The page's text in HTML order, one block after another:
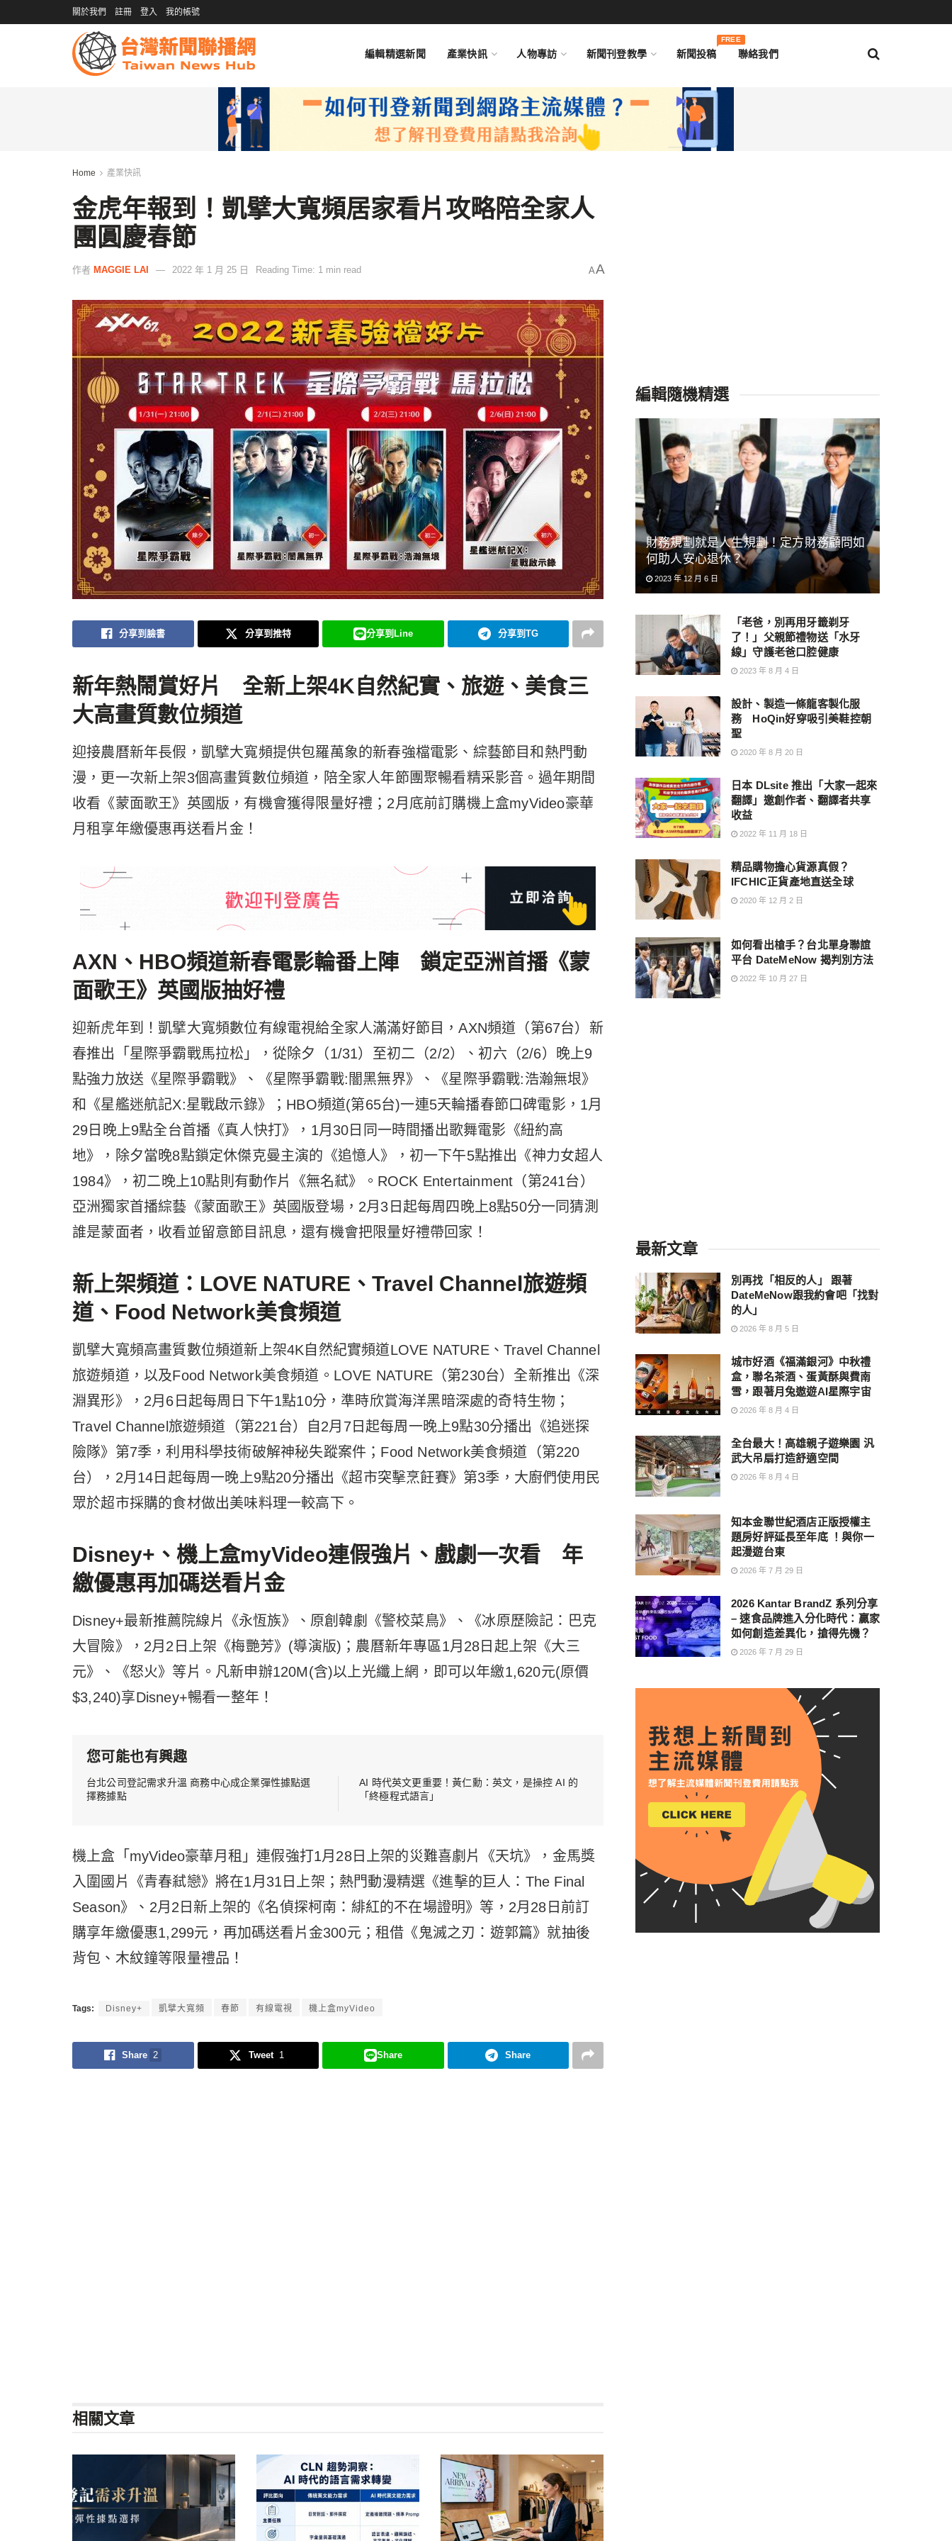
關於我們 註冊 登入 我的帳號
編輯精選新聞 產業快訊 人物專訪 新聞刊登教學 新聞投稿
FREE
聯絡我們
Home 產業快訊
金虎年報到！凱擘大寬頻居家看片攻略陪全家人
團圓慶春節
作者 MAGGIE LAI 2022 年 1 月 25 日 Reading Time: 1 min read AA
分享到臉書 分享到推特 分享到Line 分享到TG
新年熱鬧賞好片 全新上架4K自然紀實、旅遊、美食三
大高畫質數位頻道
迎接農曆新年長假，凱擘大寬頻提供包羅萬象的新春強檔電影、綜藝節目和熱門動
漫，更一次新上架3個高畫質數位頻道，陪全家人年節團聚暢看精采影音。過年期間
收看《蒙面歌王》英國版，有機會獲得限量好禮；2月底前訂購機上盒myVideo豪華
月租享年繳優惠再送看片金！
AXN、HBO頻道新春電影輪番上陣 鎖定亞洲首播《蒙
面歌王》英國版抽好禮
迎新虎年到！凱擘大寬頻數位有線電視給全家人滿滿好節目，AXN頻道（第67台）新
春推出「星際爭霸戰馬拉松」，從除夕（1/31）至初二（2/2）、初六（2/6）晚上9
點強力放送《星際爭霸戰》、《星際爭霸戰:闇黑無界》、《星際爭霸戰:浩瀚無垠》
和《星艦迷航記X:星戰啟示錄》；HBO頻道(第65台)一連5天輪播春節口碑電影，1月
29日晚上9點全台首播《真人快打》，1月30日同一時間播出歌舞電影《紐約高
地》，除夕當晚8點鎖定休傑克曼主演的《追憶人》，初一下午5點推出《神力女超人
1984》，初二晚上10點則有動作片《無名弒》。ROCK Entertainment（第241台）
亞洲獨家首播綜藝《蒙面歌王》英國版登場，2月3日起每周四晚上8點50分一同猜測
誰是蒙面者，收看並留意節目訊息，還有機會把限量好禮帶回家！
新上架頻道：LOVE NATURE、Travel Channel旅遊頻
道、Food Network美食頻道
凱擘大寬頻高畫質數位頻道新上架4K自然紀實頻道LOVE NATURE、Travel Channel
旅遊頻道，以及Food Network美食頻道。LOVE NATURE（第230台）全新推出《深
淵異形》，2月6日起每周日下午1點10分，準時欣賞海洋黑暗深處的奇特生物；
Travel Channel旅遊頻道（第221台）自2月7日起每周一晚上9點30分播出《追迷探
險隊》第7季，利用科學技術破解神秘失蹤案件；Food Network美食頻道（第220
台），2月14日起每周一晚上9點20分播出《超市突擊烹飪賽》第3季，大廚們使用民
眾於超市採購的食材做出美味料理一較高下。
Disney+、機上盒myVideo連假強片、戲劇一次看 年
繳優惠再加碼送看片金
Disney+最新推薦院線片《永恆族》、原創韓劇《警校菜鳥》、《冰原歷險記：巴克
大冒險》，2月2日上架《梅艷芳》(導演版)；農曆新年專區1月28日起上架《大三
元》、《怒火》等片。凡新申辦120M(含)以上光纖上網，即可以年繳1,620元(原價
$3,240)享Disney+暢看一整年！
您可能也有興趣
台北公司登記需求升溫 商務中心成企業彈性據點選
擇務據點
AI 時代英文更重要！黃仁勳：英文，是操控 AI 的
「終極程式語言」
機上盒「myVideo豪華月租」連假強打1月28日上架的災難喜劇片《天坑》，金馬獎
入圍國片《青春弒戀》將在1月31日上架；熱門動漫精選《進擊的巨人：The Final
Season》、2月2日新上架的《名偵探柯南：緋紅的不在場證明》等，2月28日前訂
購享年繳優惠1,299元，再加碼送看片金300元；租借《鬼滅之刃：遊郭篇》就抽後
背包、木紋鐘等限量禮品！
Tags: Disney+ 凱擘大寬頻 春節 有線電視 機上盒myVideo
Share 2 Tweet 1 Share Share
相關文章
編輯隨機精選
財務規劃就是人生規劃！定方財務顧問如
何助人安心退休？
2023 年 12 月 6 日
「老爸，別再用牙籤剃牙
了！」父親節禮物送「水牙
線」守護老爸口腔健康
2023 年 8 月 4 日
設計、製造一條龍客製化服
務 HoQin好穿吸引美鞋控朝
聖
2020 年 8 月 20 日
日本 DLsite 推出「大家一起來
翻譯」邀創作者、翻譯者共享
收益
2022 年 11 月 18 日
精品購物擔心貨源真假？
IFCHIC正貨產地直送全球
2020 年 12 月 2 日
如何看出槍手？台北單身聯誼
平台 DateMeNow 揭判別方法
2022 年 10 月 27 日
最新文章
別再找「相反的人」 跟著
DateMeNow跟我約會吧「找對
的人」
2026 年 8 月 5 日
城市好酒《福滿銀河》中秋禮
盒，聯名茶酒、蛋黃酥與費南
雪，跟著月兔遨遊AI星際宇宙
2026 年 8 月 4 日
全台最大！高雄親子遊樂園 汎
武大吊扇打造舒適空間
2026 年 8 月 4 日
知本金聯世紀酒店正版授權主
題房好評延長至年底 ！與你一
起漫遊台東
2026 年 7 月 29 日
2026 Kantar BrandZ 系列分享
– 速食品牌進入分化時代：贏家
如何創造差異化，搶得先機？
2026 年 7 月 29 日